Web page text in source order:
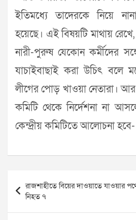
ইতিমধ্যে তাদেরকে নিয়ে
হয়েছে। এই বিষয়টি মাথায়
নারী-পুরুষ যেকোন কর্মীদের
যাচাইবাছাই করা উচিৎ বলে
লীগের পোড় খাওয়া নেতারা। আর
কমিটি থেকে নির্দেশনা না
কেন্দ্রীয় কমিটিতে আলোচনা হবে-
navigation
রাজশাহীতে বিয়ের দাওয়াতে যাওয়ার
নিহত ৭